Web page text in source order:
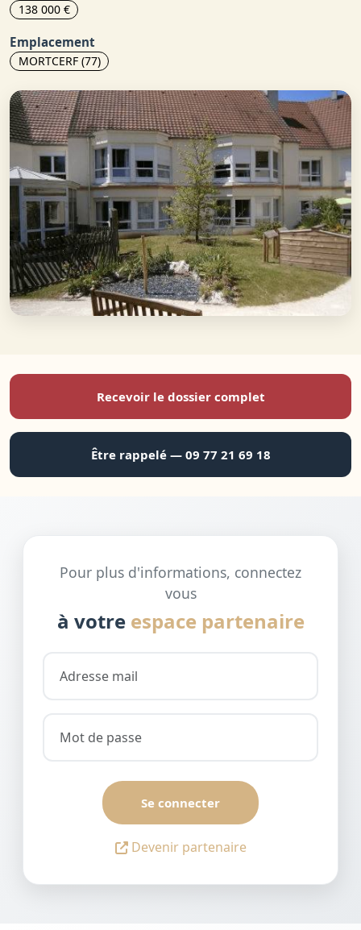
138 000 €
Emplacement
MORTCERF (77)
Recevoir le dossier complet
Être rappelé — 09 77 21 69 18
Pour plus d'informations, connectez
vous
à votre espace partenaire
Se connecter
Devenir partenaire